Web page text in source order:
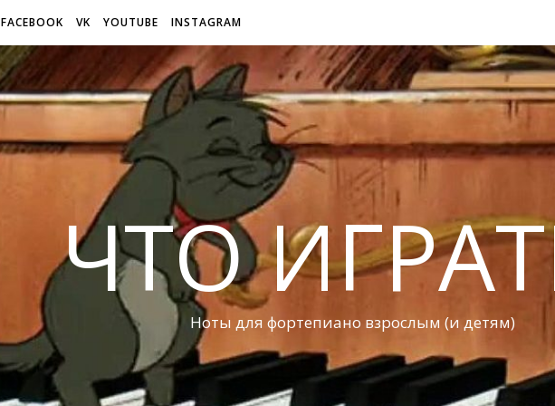
FACEBOOK VK YOUTUBE INSTAGRAM
ЧТО
Ноты для фортепиано взрослым (и детям)